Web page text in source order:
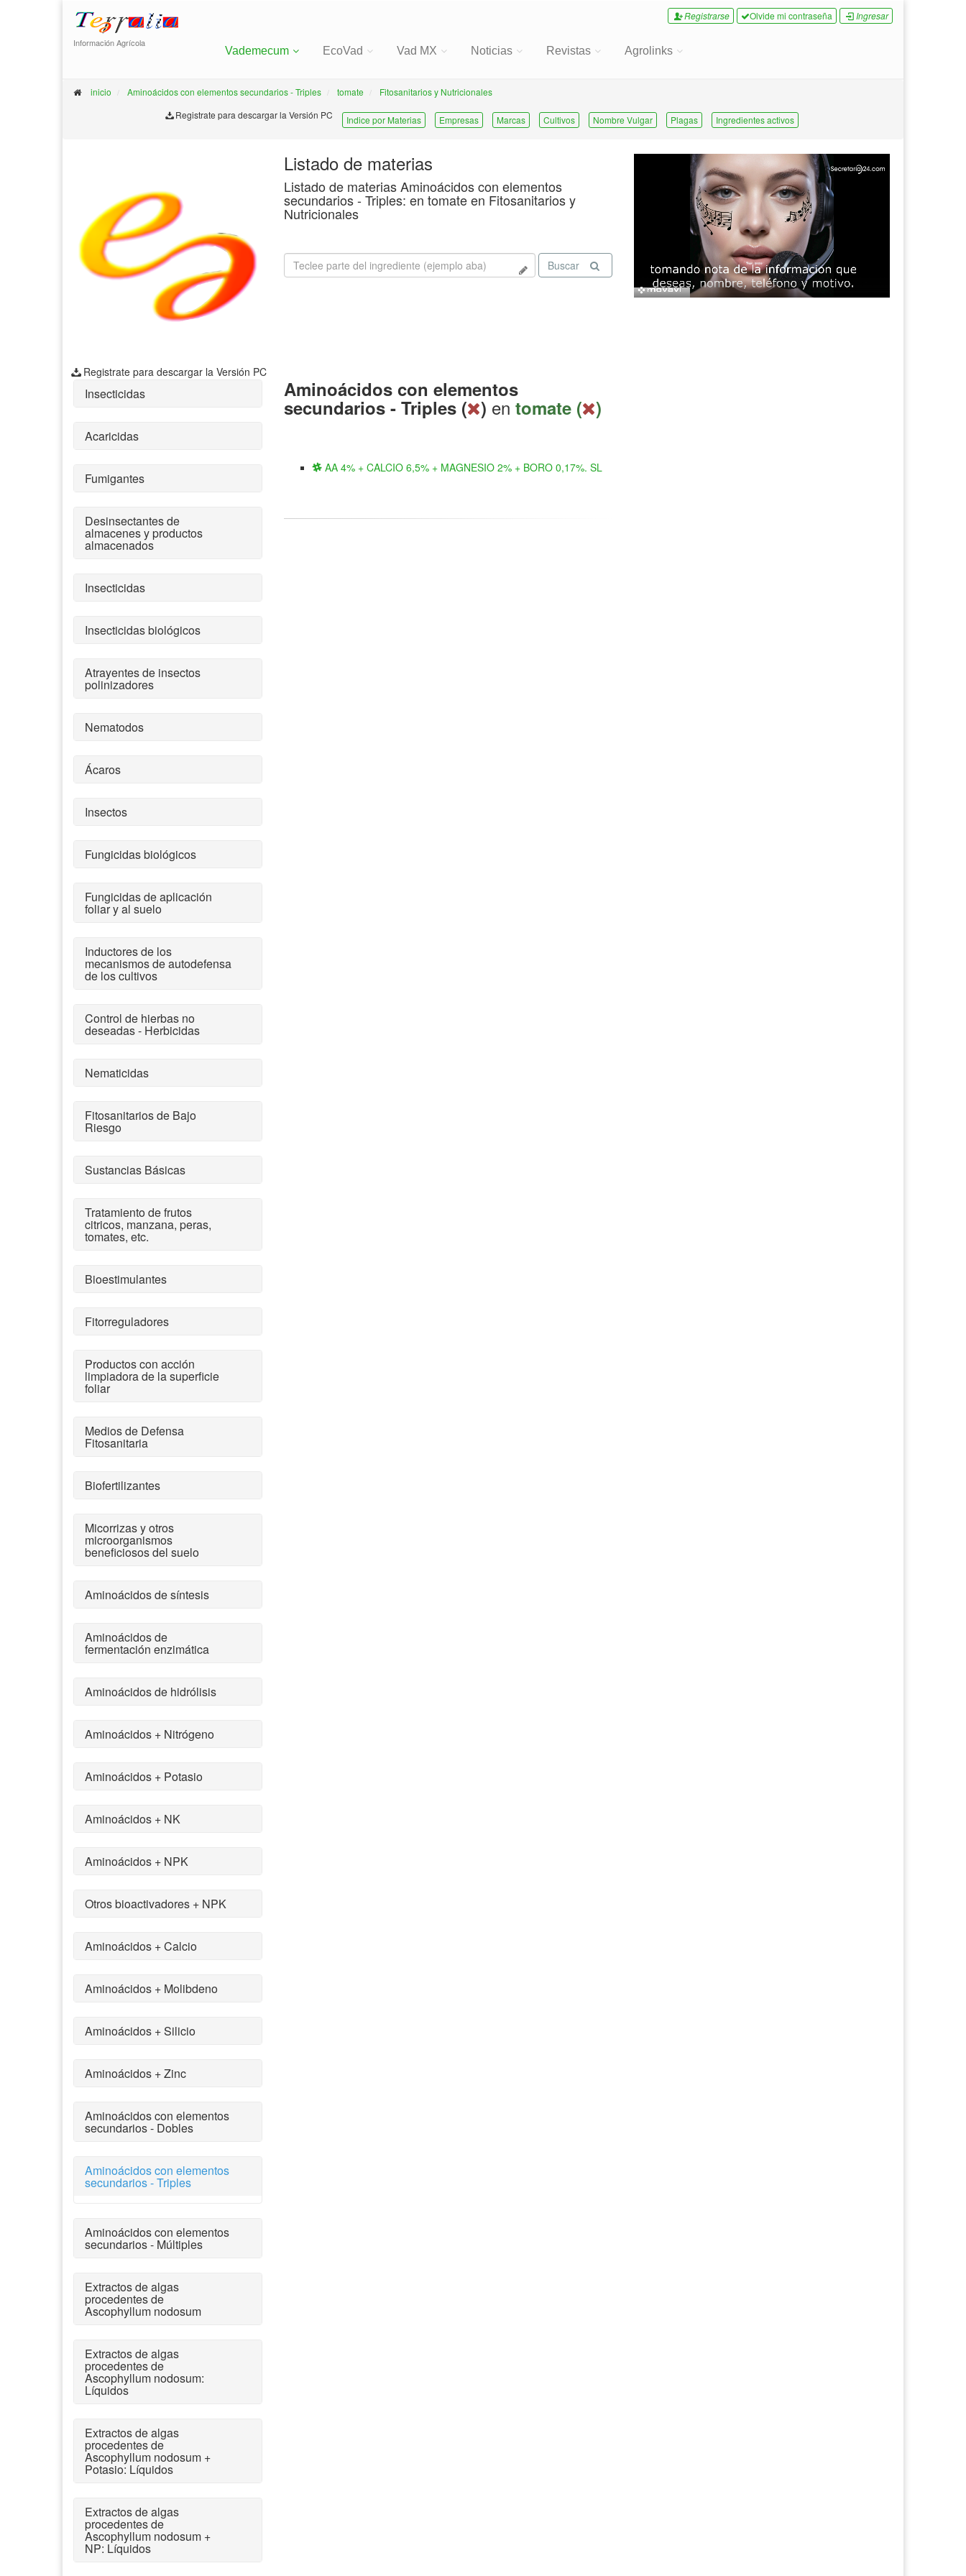
Información Agrícola
Registrarse Olvide mi contraseña Ingresar
Vademecum EcoVad Vad MX Noticias Revistas Agrolinks
inicio Aminoácidos con elementos secundarios - Triples tomate
Fitosanitarios y Nutricionales
Registrate para descargar la Versión PC
Indice por Materias Empresas Marcas Cultivos Nombre Vulgar Plagas Ingredientes activos
Registrate para descargar la Versión PC
Listado de materias
Listado de materias Aminoácidos con elementos
secundarios - Triples: en tomate en Fitosanitarios y
Nutricionales
Buscar
Insecticidas
Acaricidas
Fumigantes
Desinsectantes de
almacenes y productos
almacenados
Insecticidas
Insecticidas biológicos
Atrayentes de insectos
polinizadores
Nematodos
Ácaros
Insectos
Fungicidas biológicos
Fungicidas de aplicación
foliar y al suelo
Inductores de los
mecanismos de autodefensa
de los cultivos
Control de hierbas no
deseadas - Herbicidas
Nematicidas
Fitosanitarios de Bajo
Riesgo
Sustancias Básicas
Tratamiento de frutos
citricos, manzana, peras,
tomates, etc.
Bioestimulantes
Fitorreguladores
Productos con acción
limpiadora de la superficie
foliar
Medios de Defensa
Fitosanitaria
Biofertilizantes
Micorrizas y otros
microorganismos
beneficiosos del suelo
Aminoácidos de síntesis
Aminoácidos de
fermentación enzimática
Aminoácidos de hidrólisis
Aminoácidos + Nitrógeno
Aminoácidos + Potasio
Aminoácidos + NK
Aminoácidos + NPK
Otros bioactivadores + NPK
Aminoácidos + Calcio
Aminoácidos + Molibdeno
Aminoácidos + Silicio
Aminoácidos + Zinc
Aminoácidos con elementos
secundarios - Dobles
Aminoácidos con elementos
secundarios - Triples
Aminoácidos con elementos
secundarios - Múltiples
Extractos de algas
procedentes de
Ascophyllum nodosum
Extractos de algas
procedentes de
Ascophyllum nodosum:
Líquidos
Extractos de algas
procedentes de
Ascophyllum nodosum +
Potasio: Líquidos
Extractos de algas
procedentes de
Ascophyllum nodosum +
NP: Líquidos
Aminoácidos con elementos
secundarios - Triples ( ) en tomate ( )
AA 4% + CALCIO 6,5% + MAGNESIO 2% + BORO 0,17%. SL